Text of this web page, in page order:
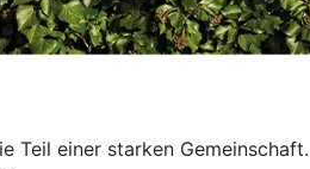
Teil einer starken